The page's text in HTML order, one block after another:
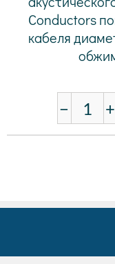
Conductors
кабеля
− +